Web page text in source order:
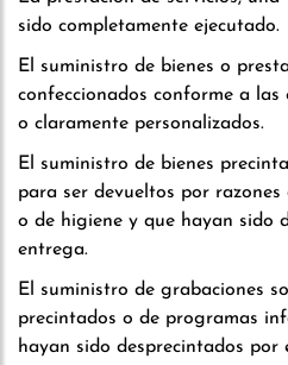
sido completamente ejecutado.
El suministro de bienes o
confeccionados conforme a las
o claramente personalizados.
El suministro de bienes
para ser devueltos por
o de higiene y que hayan sido
entrega.
El suministro de grabaciones
precintados o de programas
hayan sido desprecintados por